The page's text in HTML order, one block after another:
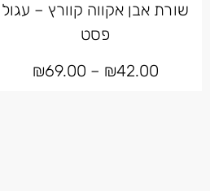
שורת אבן אקווה קוורץ – עגול
פסט
₪42.00
–
₪69.00